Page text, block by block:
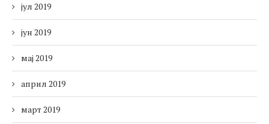
јул 2019
јун 2019
мај 2019
април 2019
март 2019